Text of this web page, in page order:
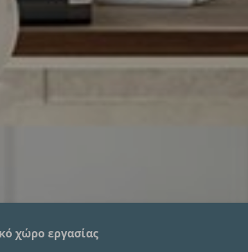
χώρο εργασίας